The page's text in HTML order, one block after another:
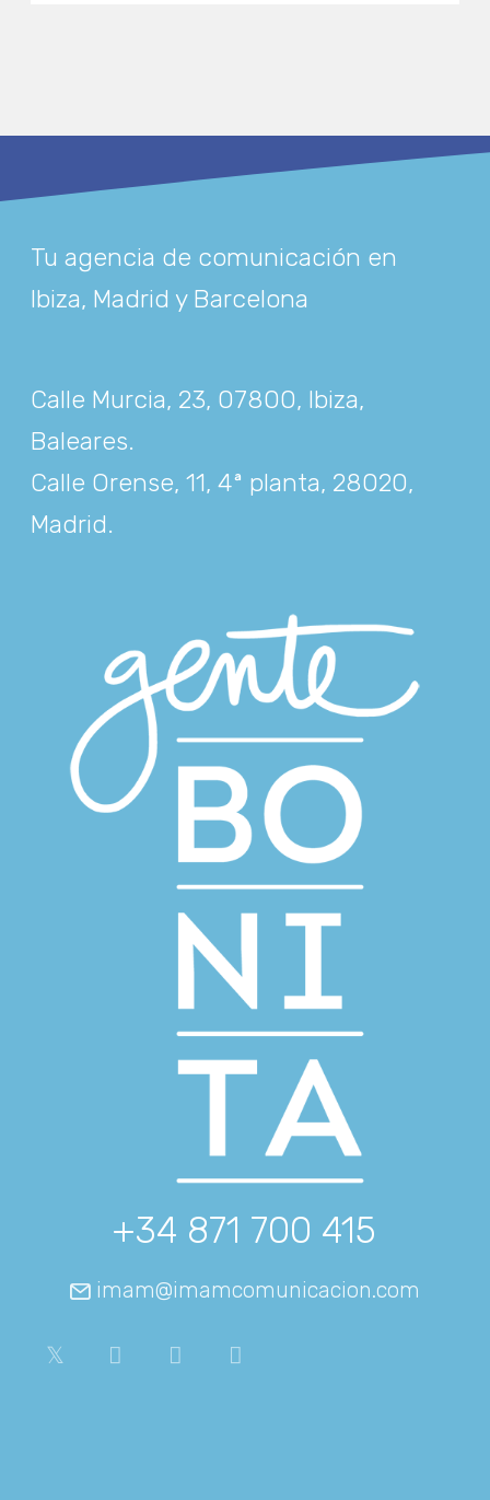
Tu agencia de comunicación en
Ibiza, Madrid y Barcelona
Calle Murcia, 23, 07800, Ibiza,
Baleares.
Calle Orense, 11, 4ª planta, 28020,
Madrid.
+34 871 700 415
imam@imamcomunicacion.com